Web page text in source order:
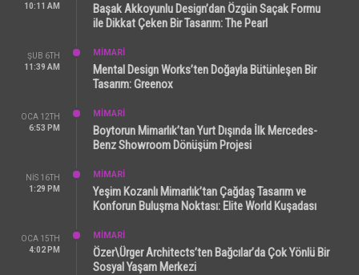
10:11 AM
Başak Akkoyunlu Design’dan Özgün Saçak Formu
ile Dikkat Çeken Bir Tasarım: The Pearl
ŞUB 6TH
11:39 AM
MİMARİ
Mental Design Works’ten Doğayla Bütünleşen Bir
Tasarım: Greenox
OCA 12TH
6:53 PM
MİMARİ
Boytorun Mimarlık’tan Yurt Dışında İlk Mercedes-
Benz Showroom Dönüşüm Projesi
NIS 16TH
1:29 PM
MİMARİ
Yeşim Kozanlı Mimarlık’tan Çağdaş Tasarım ve
Konforun Buluşma Noktası: Elite World Kuşadası
OCA 15TH
4:02 PM
MİMARİ
Özer\Ürger Architects’ten Bağcılar’da Çok Yönlü Bir
Sosyal Yaşam Merkezi